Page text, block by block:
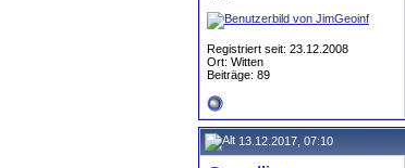
Registriert seit: 23.12.2008
Ort: Witten
Beiträge: 89
13.12.2017, 07:10